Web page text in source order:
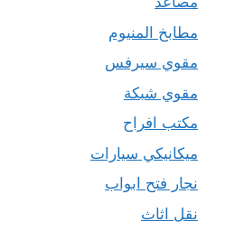
مطابخ المنيوم
مقوي سيرفس
مقوي شبكة
مكتب افراح
ميكانيكي سيارات
نجار فتح ابواب
نقل اثاث